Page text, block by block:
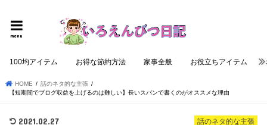
menu
100均アイテム お得な節約方法 家事全般 お役立ちアイテム
HOME
話のネタ的な主張
【短期間でブログ収益を上げるのは難しい】長いスパンで書くのがオススメな理由
話のネタ的な主張
2021.02.27